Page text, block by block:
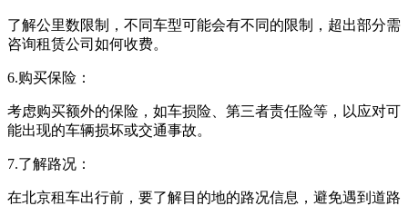
了解公里数限制，不同车型可能会有不同的限制，超出部分需
咨询租赁公司如何收费。
6.购买保险：
考虑购买额外的保险，如车损险、第三者责任险等，以应对可
能出现的车辆损坏或交通事故。
7.了解路况：
在北京租车出行前，要了解目的地的路况信息，避免遇到道路